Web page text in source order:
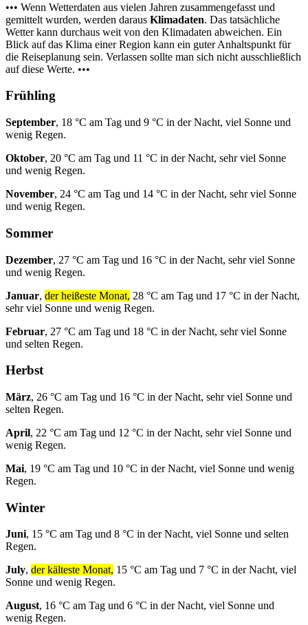
••• Wenn Wetterdaten aus vielen Jahren zusammengefasst und
gemittelt wurden, werden daraus Klimadaten. Das tatsächliche
Wetter kann durchaus weit von den Klimadaten abweichen. Ein
Blick auf das Klima einer Region kann ein guter Anhaltspunkt für
die Reiseplanung sein. Verlassen sollte man sich nicht ausschließlich
auf diese Werte. •••
Frühling
September, 18 °C am Tag und 9 °C in der Nacht, viel Sonne und
wenig Regen.
Oktober, 20 °C am Tag und 11 °C in der Nacht, sehr viel Sonne
und wenig Regen.
November, 24 °C am Tag und 14 °C in der Nacht, sehr viel Sonne
und wenig Regen.
Sommer
Dezember, 27 °C am Tag und 16 °C in der Nacht, sehr viel Sonne
und wenig Regen.
Januar, der heißeste Monat, 28 °C am Tag und 17 °C in der Nacht,
sehr viel Sonne und wenig Regen.
Februar, 27 °C am Tag und 18 °C in der Nacht, sehr viel Sonne
und selten Regen.
Herbst
März, 26 °C am Tag und 16 °C in der Nacht, sehr viel Sonne und
selten Regen.
April, 22 °C am Tag und 12 °C in der Nacht, sehr viel Sonne und
wenig Regen.
Mai, 19 °C am Tag und 10 °C in der Nacht, viel Sonne und wenig
Regen.
Winter
Juni, 15 °C am Tag und 8 °C in der Nacht, viel Sonne und selten
Regen.
July, der kälteste Monat, 15 °C am Tag und 7 °C in der Nacht, viel
Sonne und wenig Regen.
August, 16 °C am Tag und 6 °C in der Nacht, viel Sonne und
wenig Regen.